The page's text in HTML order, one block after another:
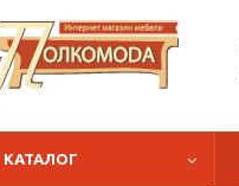
КАТАЛОГ